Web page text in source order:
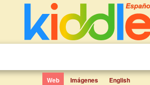
Web Imágenes English